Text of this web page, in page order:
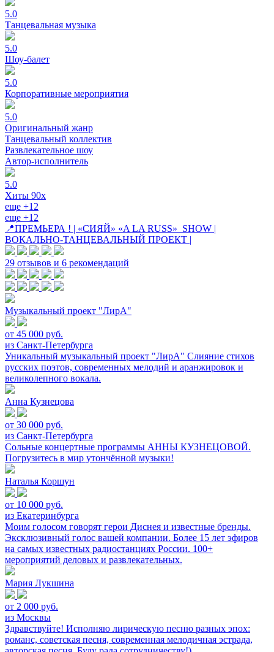
5.0
Танцевальная музыка
5.0
Шоу-балет
5.0
Корпоративные мероприятия
5.0
Оригинальный жанр
Танцевальный коллектив
Развлекательное шоу
Автор-исполнитель
5.0
Хиты 90х
еще +12
еще +12
📍ПРЕМЬЕРА ! | «СИЯЙ» «A LA RUSS» SHOW |
ВОКАЛЬНО-ТАНЦЕВАЛЬНЫЙ ПРОЕКТ |
29 отзывов и 6 рекомендаций
Музыкальный проект "ЛирА"
от 45 000 руб.
из Санкт-Петербурга
Уникальный музыкальный проект "ЛирА" Слияние стихов
русских поэтов, современных мелодий и аранжировок и
великолепного вокала.
Анна Кузнецова
от 30 000 руб.
из Санкт-Петербурга
Сольные концертные программы АННЫ КУЗНЕЦОВОЙ.
Погрузитесь в мир утончённой музыки!
Наталья Коршун
от 10 000 руб.
из Екатеринбурга
Моим голосом говорят герои Диснея и известные бренды.
Эксклюзивный голос вашей компании. Более 15 лет эфиров
на самых известных радиостанциях России. 100+
мероприятий деловых и развлекательных.
Мария Лукшина
от 2 000 руб.
из Москвы
Здравствуйте! Исполняю лирическую песню разных эпох:
романс, советская песня, современная мелодичная эстрада,